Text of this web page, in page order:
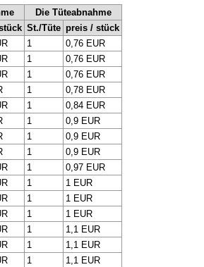
Die Tüteabnahme
St./Tüte preis / stück
1
0,76 EUR
1
0,76 EUR
1
0,76 EUR
1
0,78 EUR
1
0,84 EUR
1
0,9 EUR
1
0,9 EUR
1
0,9 EUR
1
0,97 EUR
1
1 EUR
1
1 EUR
1
1 EUR
1
1,1 EUR
1
1,1 EUR
1
1,1 EUR